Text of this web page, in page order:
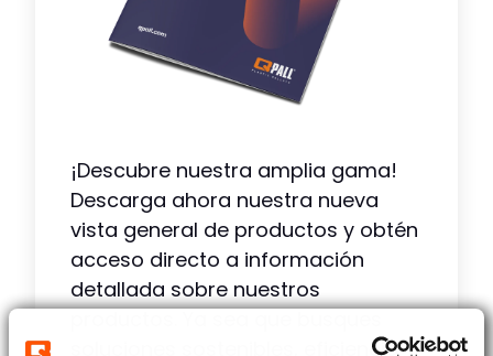
¡Descubre nuestra amplia gama!
Descarga ahora nuestra nueva
vista general de productos y obtén
acceso directo a información
detallada sobre nuestros
soluciones sostenibles, eficiencia